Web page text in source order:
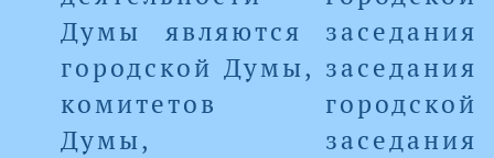
Думы являются заседания
городской Думы, заседания
комитетов городской
Думы, заседания